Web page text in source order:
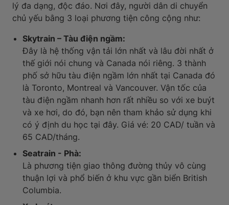
lý đa dạng, độc đáo. Nơi đây, người dân di chuyển
chủ yếu bằng 3 loại phương tiện công cộng như:
Skytrain – Tàu điện ngầm:
Đây là hệ thống vận tải lớn nhất và lâu đời nhất ở
thế giới nói chung và Canada nói riêng. 3 thành
phố sở hữu tàu điện ngầm lớn nhất tại Canada đó
là Toronto, Montreal và Vancouver. Vận tốc của
tàu điện ngầm nhanh hơn rất nhiều so với xe buýt
và xe hơi, do đó, bạn nên tham khảo sử dụng khi
có ý định du học tại đây. Giá vé: 20 CAD/ tuần và
65 CAD/tháng.
Seatrain - Phà:
Là phương tiện giao thông đường thủy vô cùng
thuận lợi và phổ biến ở khu vực gần biển British
Columbia.